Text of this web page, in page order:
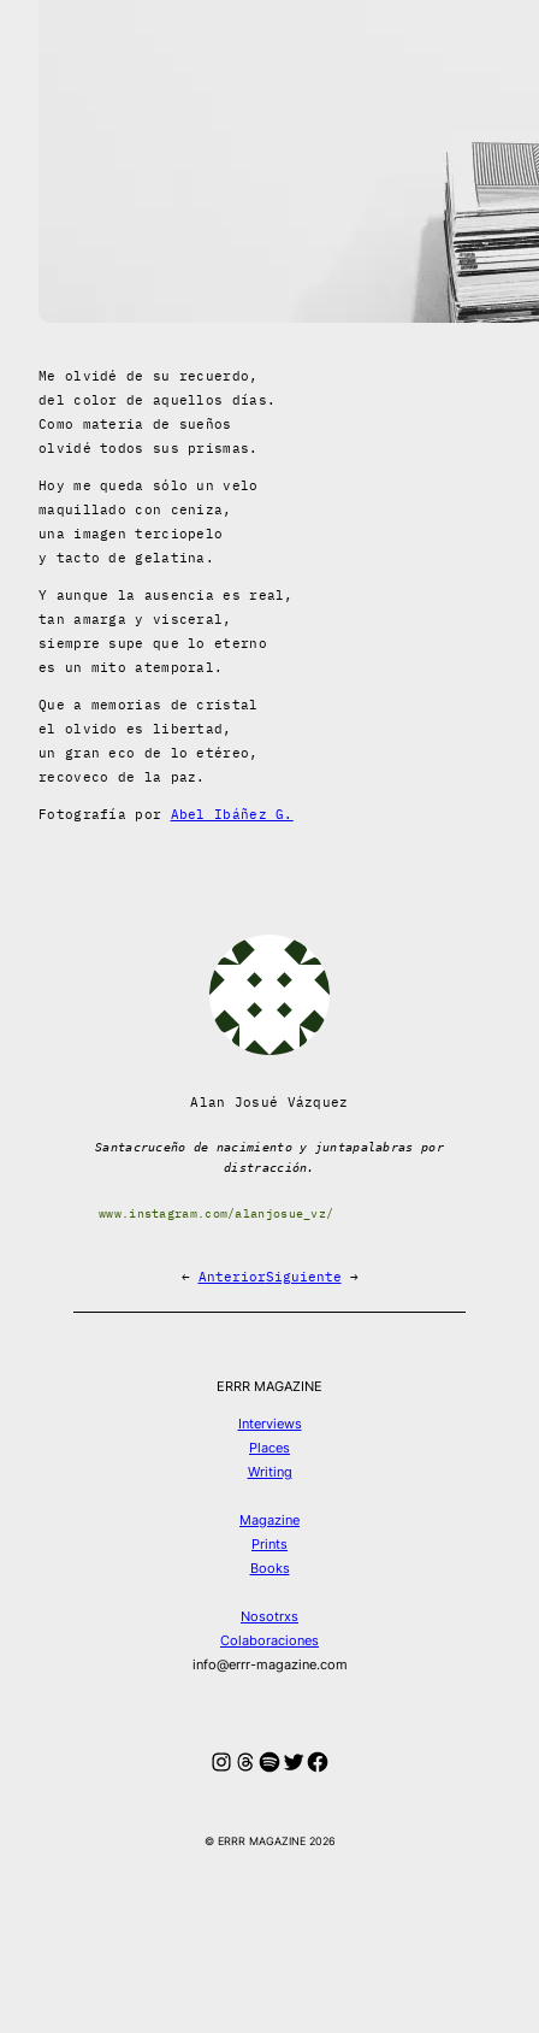
Me olvidé de su recuerdo,
del color de aquellos días.
Como materia de sueños
olvidé todos sus prismas.
Hoy me queda sólo un velo
maquillado con ceniza,
una imagen terciopelo
y tacto de gelatina.
Y aunque la ausencia es real,
tan amarga y visceral,
siempre supe que lo eterno
es un mito atemporal.
Que a memorias de cristal
el olvido es libertad,
un gran eco de lo etéreo,
recoveco de la paz.
Fotografía por Abel Ibáñez G.
Alan Josué Vázquez
Santacruceño de nacimiento y juntapalabras por
distracción.
www.instagram.com/alanjosue_vz/
← AnteriorSiguiente →
ERRR MAGAZINE
Interviews
Places
Writing
Magazine
Prints
Books
Nosotrxs
Colaboraciones
info@errr-magazine.com
Instagram
Hilos
Spotify
Twitter
Facebook
© ERRR MAGAZINE 2026